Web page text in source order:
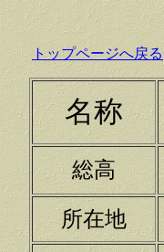
トップページへ戻る
名称
総高
所在地